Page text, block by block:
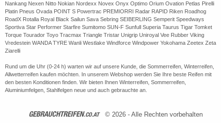
Nankang Nexen Nitto Nokian Nordexx Novex Onyx Optimo Orium Ovation Petlas Pirelli
Platin Pneus Ovada POINT S Powertrac PREMIORRI Radar RAPID Riken Roadhog
RoadX Rotalla Royal Black Sailun Sava Sebring SEIBERLING Semperit Speedways
Sportiva Star Performer Starfire Sumitomo SUN-F Sunfull Superia Taurus Tigar Tomket
Torque Tourador Toyo Tracmax Triangle Tristar Unigrip Uniroyal Vee Rubber Viking
Vredestein WANDA TYRE Wanli Westlake Windforce Windpower Yokohama Zeetex Zeta
Ziarelli
Rund um die Uhr (0-24 h) warten wir auf unsere Kunde, die Sommerreifen, Winterreifen,
Allwetterreifen kaufen möchten. In unserem Webshop werden Sie Ihre beste Reifen mit
den besten Konditionen finden. Wir bieten Ihnen Winterreifen, Sommerreifen,
Aluminiumfelgen, Stahlfelgen neue und auch gebrauchte an.
GEBRAUCHTREIFEN.CO.AT © 2026 - Alle Rechten vorbehalten